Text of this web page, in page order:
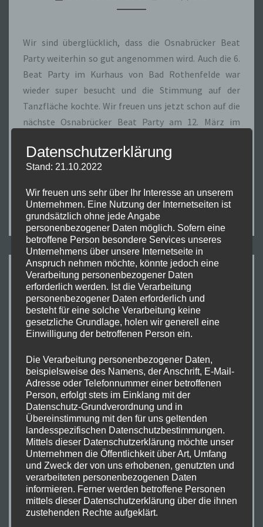
Wir sind überglücklich, dass die Osnabrücker Beat
Party weiterhin so gut angenommen wird. Auch die 6.
Beat Party im Kurhaus von Bad Rothenfelde war
wieder super besucht und die Stimmung auf der
Tanzfläche kochte. Wir freuen uns jetzt schon auf die
nächste Osnabrücker Beat Party am 12. März im
sollte dann auch nicht mehr weit sein… Denn dann
spielen wir auch wieder Open Air, wie zum Beispiel auf
DIE
DRITTE
BEAT
CD
DA!
DIE DRITTE BEAT CD IST DA!
20. Oktober 2015 Wrappold
Endlich, die dritte CD von uns ist erschienen! Es ist viel
Zeit, sehr viel Arbeit und sehr viel Herzblut in die neue
und dritte The Beat CD geflossen. Fast 9 Monate lang
haben wir nach passenden Stücken gesucht, diese
geprobt und im Studio aufgenommen. Es war keine
leichte Geburt aber es hat sich gelohnt: Es ist eine
wunderbare CD entstanden mit richtig guter
Beatmusik aus den 60er und 70er Jahren. Hier gibt es
eine kleine Hörprobe: www.the-beat-band.de/musik/
Für nur 10 € kann…
Datenschutzerklärung
Stand: 21.10.2022
Wir freuen uns sehr über Ihr Interesse an unserem
Unternehmen. Eine Nutzung der Internetseiten ist
grundsätzlich ohne jede Angabe
personenbezogener Daten möglich. Sofern eine
betroffene Person besondere Services unseres
Unternehmens über unsere Internetseite in
Anspruch nehmen möchte, könnte jedoch eine
Verarbeitung personenbezogener Daten
erforderlich werden. Ist die Verarbeitung
personenbezogener Daten erforderlich und
besteht für eine solche Verarbeitung keine
gesetzliche Grundlage, holen wir generell eine
Einwilligung der betroffenen Person ein.
Die Verarbeitung personenbezogener Daten,
beispielsweise des Namens, der Anschrift, E-Mail-
Adresse oder Telefonnummer einer betroffenen
Person, erfolgt stets im Einklang mit der
Datenschutz-Grundverordnung und in
Übereinstimmung mit den für uns geltenden
landesspezifischen Datenschutzbestimmungen.
Mittels dieser Datenschutzerklärung möchte unser
Unternehmen die Öffentlichkeit über Art, Umfang
und Zweck der von uns erhobenen, genutzten und
verarbeiteten personenbezogenen Daten
informieren. Ferner werden betroffene Personen
mittels dieser Datenschutzerklärung über die ihnen
zustehenden Rechte aufgeklärt.